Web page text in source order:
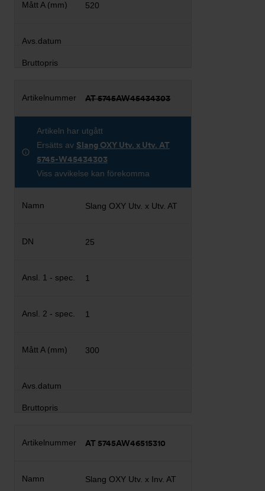
520
AT 5745AW45434303
Artikeln har utgått
Ersätts av Slang OXY Utv. x Utv. AT
5745-W45434303
Viss avvikelse kan förekomma
Slang OXY Utv. x Utv. AT
25
1
1
300
AT 5745AW46515310
Slang OXY Utv. x Inv. AT